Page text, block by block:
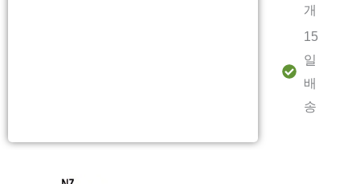
개
15
일
배
송